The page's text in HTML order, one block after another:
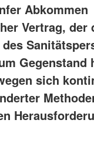
Abkommen
Vertrag, der
Gegenstand
sich